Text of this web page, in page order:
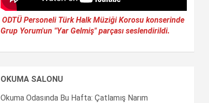
ODTÜ Personeli Türk Halk Müziği Korosu konserinde
Grup Yorum'un "Yar Gelmiş" parçası seslendirildi.
OKUMA SALONU
Okuma Odasında Bu Hafta: Çatlamış Narım